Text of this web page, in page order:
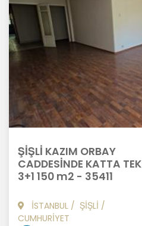
ŞİŞLİ KAZIM ORBAY
CADDESİNDE KATTA TEK
3+1 150 m2 - 35411
İSTANBUL / ŞİŞLİ /
CUMHURİYET